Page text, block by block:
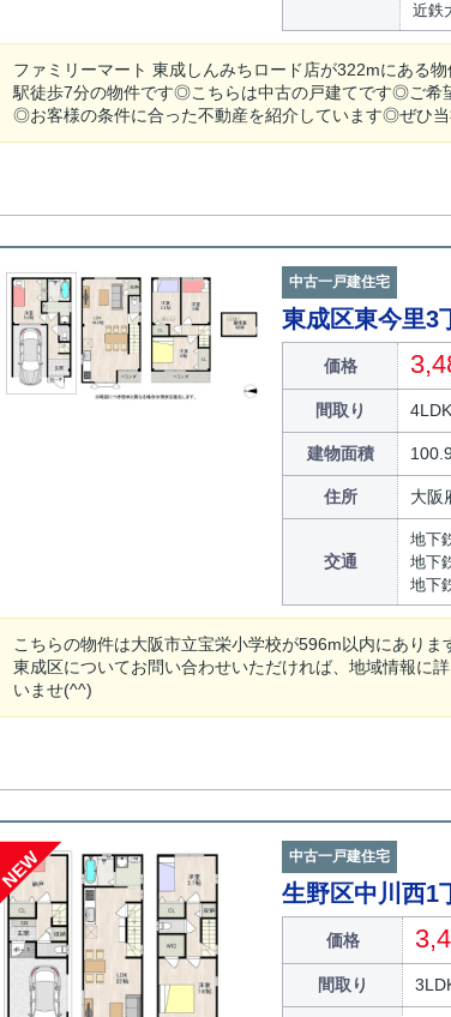
近鉄
ファミリーマート 東成しんみちロード店が322mにある
駅徒歩7分の物件です◎こちらは中古の戸建てです◎ご希
◎お客様の条件に合った不動産を紹介しています◎ぜひ
中古一戸建住宅
東成区東今里3
価格
間取り 4LDK
建物面積
住所 大阪
交通
地下
地下
地下
こちらの物件は大阪市立宝栄小学校が596m以内にあり
東成区についてお問い合わせいただければ、地域情報に
いませ(^^)
NEW 中古一戸建住宅
生野区中川西1
価格
間取り